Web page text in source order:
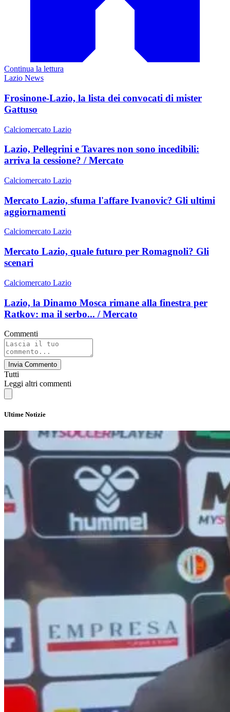
Continua la lettura
Lazio News
Frosinone-Lazio, la lista dei convocati di mister
Gattuso
Calciomercato Lazio
Lazio, Pellegrini e Tavares non sono incedibili:
arriva la cessione? / Mercato
Calciomercato Lazio
Mercato Lazio, sfuma l'affare Ivanovic? Gli ultimi
aggiornamenti
Calciomercato Lazio
Mercato Lazio, quale futuro per Romagnoli? Gli
scenari
Calciomercato Lazio
Lazio, la Dinamo Mosca rimane alla finestra per
Ratkov: ma il serbo... / Mercato
Commenti
Invia Commento
Tutti
Leggi altri commenti
Ultime Notizie